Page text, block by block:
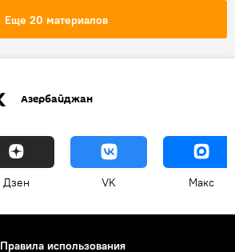
Еще 20 материалов
Азербайджан
Дзен VK Макс
Правила использования